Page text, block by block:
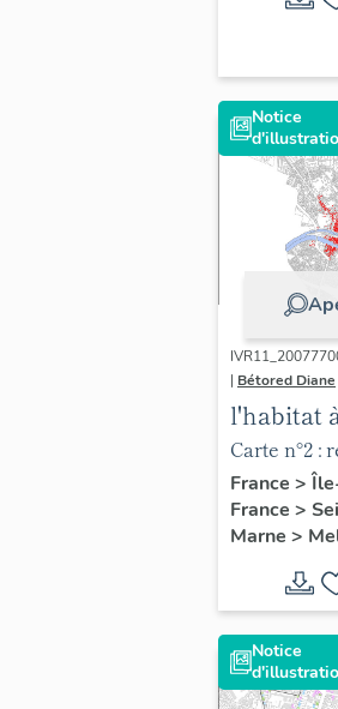
Notice
| Bétored Diane
l'habitat
Melun
Carte n°2 :
plan
(1826) sur
cadastral
France >
France >
Marne >
Notice